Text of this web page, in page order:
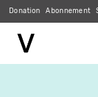
Donation Abonnement